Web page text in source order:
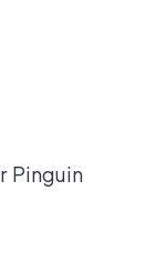
Pinguin